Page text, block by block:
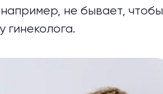
не бывает, чтобы
гинеколога.